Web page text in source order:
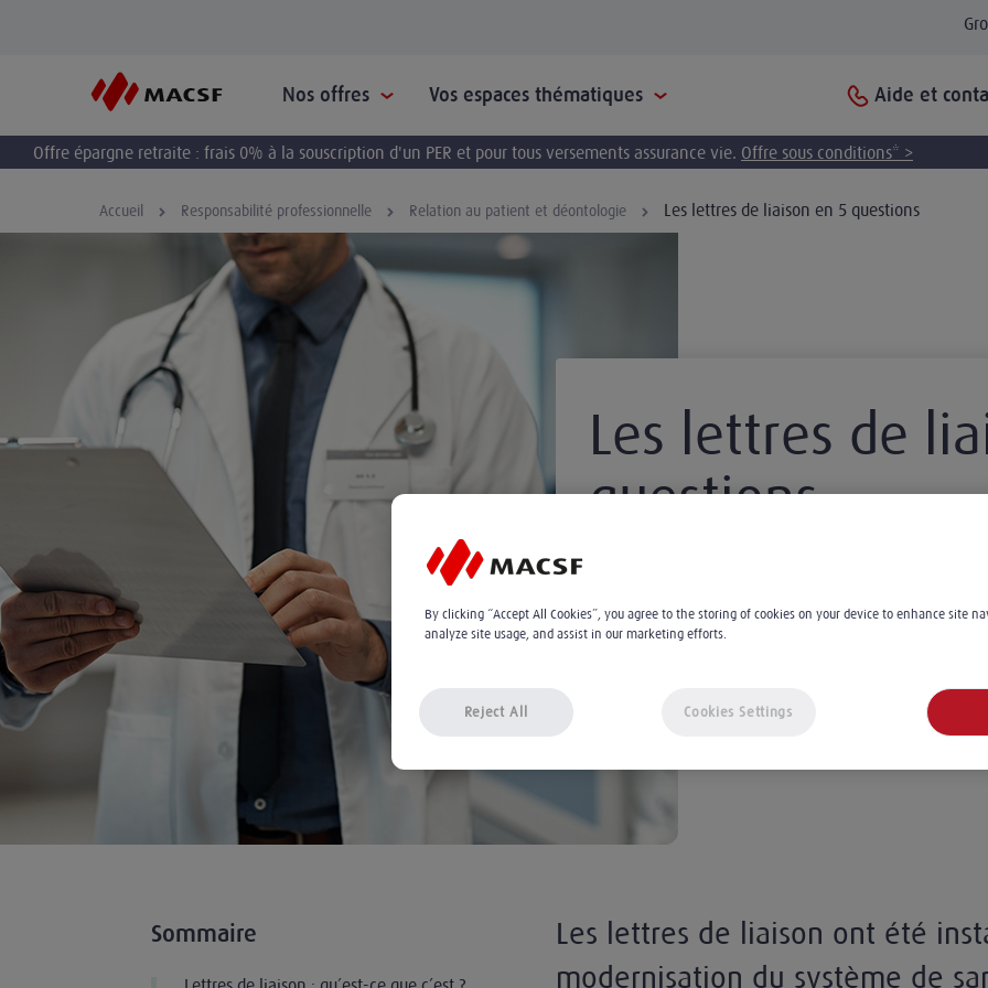
Nos offres Vos espaces thématiques Aide et
Offre épargne retraite : frais 0% à la souscription d'un PER et pour tous versements assurance vie. Offre sous conditions* >
Accueil Responsabilité professionnelle Relation au patient et déontologie Les lettres de liaison en 5 questions
Les lettres de
questions
Le 03.06.2025
À 12:00
Sommaire
Les lettres de liaison ont été
modernisation du système de
By clicking “Accept All Cookies”, you agree to the storing of cookies on your device to enhance site
analyze site usage, and assist in our marketing efforts.
Reject All Cookies Settings